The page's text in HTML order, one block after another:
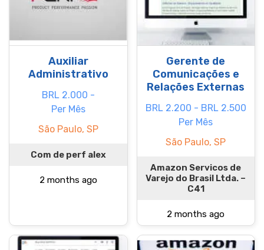
Auxiliar
Administrativo
BRL 2.000 -
Per Mês
São Paulo, SP
Com de perf alex
2 months ago
Gerente de
Comunicações e
Relações Externas
BRL 2.200 - BRL 2.500
Per Mês
São Paulo, SP
Amazon Servicos de
Varejo do Brasil Ltda. –
C41
2 months ago